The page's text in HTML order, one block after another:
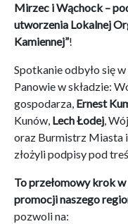
Mirzec i Wąchock –
utworzenia Lokalnej
Kamiennej”!
Spotkanie odbyło się
Panowie w składzie:
gospodarza, Ernest
Kunów, Lech Łodej,
oraz Burmistrz Miasta
złożyli podpisy pod
To przełomowy krok
promocji naszego
pozwoli na: